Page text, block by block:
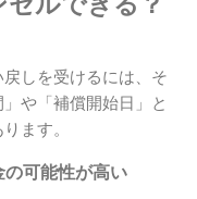
しを受けるには、そ
や「補償開始日」と
ます。
可能性が高い